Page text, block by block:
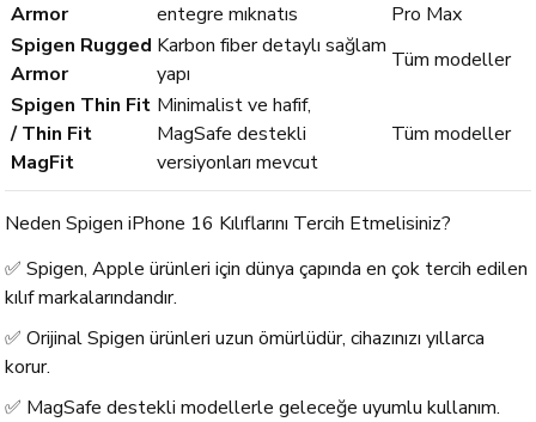
Armor
entegre mıknatıs
Pro Max
Spigen Rugged
Armor
Karbon fiber detaylı sağlam
yapı
Tüm modeller
Spigen Thin Fit
/ Thin Fit
MagFit
Minimalist ve hafif,
MagSafe destekli
versiyonları mevcut
Tüm modeller
Neden Spigen iPhone 16 Kılıflarını Tercih Etmelisiniz?
✅ Spigen, Apple ürünleri için dünya çapında en çok tercih edilen
kılıf markalarındandır.
✅ Orijinal Spigen ürünleri uzun ömürlüdür, cihazınızı yıllarca
korur.
✅ MagSafe destekli modellerle geleceğe uyumlu kullanım.